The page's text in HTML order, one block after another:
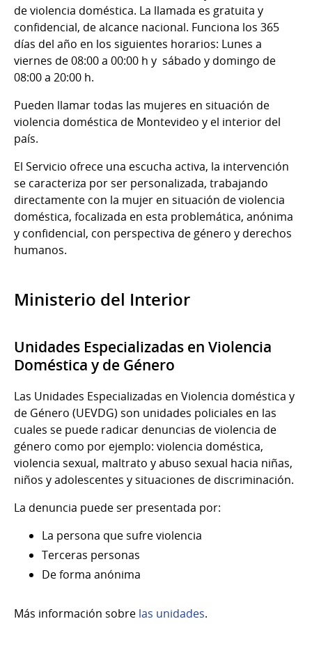
de violencia doméstica. La llamada es gratuita y
confidencial, de alcance nacional. Funciona los 365
días del año en los siguientes horarios: Lunes a
viernes de 08:00 a 00:00 h y sábado y domingo de
08:00 a 20:00 h.
Pueden llamar todas las mujeres en situación de
violencia doméstica de Montevideo y el interior del
país.
El Servicio ofrece una escucha activa, la intervención
se caracteriza por ser personalizada, trabajando
directamente con la mujer en situación de violencia
doméstica, focalizada en esta problemática, anónima
y confidencial, con perspectiva de género y derechos
humanos.
Ministerio del Interior
Unidades Especializadas en Violencia
Doméstica y de Género
Las Unidades Especializadas en Violencia doméstica y
de Género (UEVDG) son unidades policiales en las
cuales se puede radicar denuncias de violencia de
género como por ejemplo: violencia doméstica,
violencia sexual, maltrato y abuso sexual hacia niñas,
niños y adolescentes y situaciones de discriminación.
La denuncia puede ser presentada por:
La persona que sufre violencia
Terceras personas
De forma anónima
Más información sobre las unidades.